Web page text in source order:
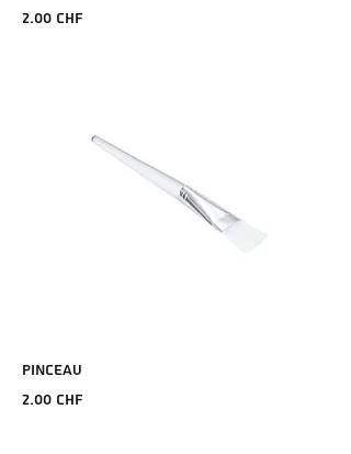
Prix
2.00 CHF
PINCEAU
Prix
2.00 CHF